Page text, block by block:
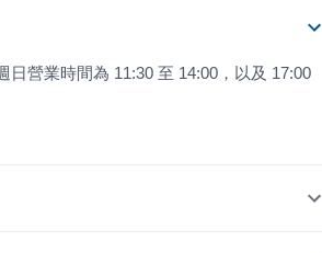
日營業時間為 11:30 至 14:00，以及 17:00